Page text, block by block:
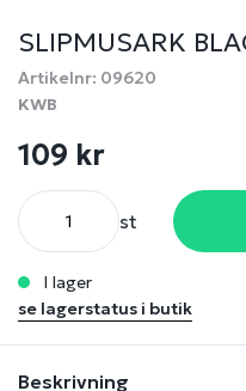
SLIPMUSARK
Artikelnr: 09620
KWB
109 kr
st
i lager
se lagerstatus i butik
Beskrivning